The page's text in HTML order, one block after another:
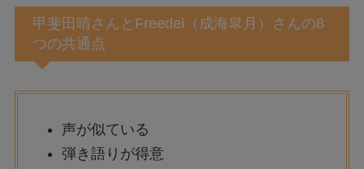
甲斐田晴さんとFreedel（成海皐月）さんの8
つの共通点
声が似ている
弾き語りが得意